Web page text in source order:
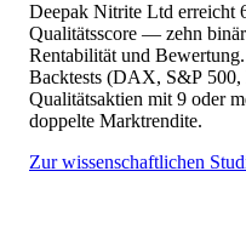
Deepak Nitrite Ltd erreicht
Qualitätsscore — zehn
Rentabilität und
Backtests (DAX, S&P
Qualitätsaktien mit 9 oder
doppelte Marktrendite.
Zur wissenschaftlichen